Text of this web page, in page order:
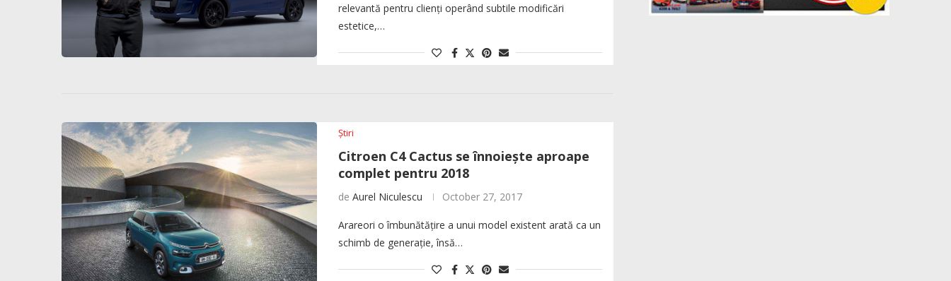
relevantă pentru clienți operând subtile modificări
estetice,…
Știri
Citroen C4 Cactus se înnoiește aproape
complet pentru 2018
de Aurel Niculescu October 27, 2017
Arareori o îmbunătățire a unui model existent arată ca un
schimb de generație, însă…